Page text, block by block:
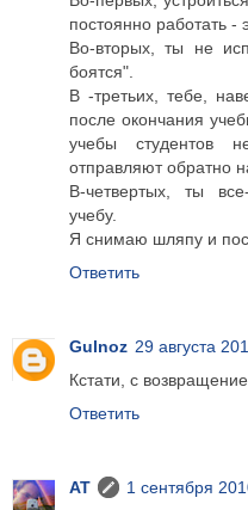
постоянно работать -
Во-вторых, ты не
боятся".
В -третьих, тебе,
после окончания
учебы студентов
отправляют обратно
В-четвертых, ты
учебу.
Я снимаю шляпу и
Ответить
Gulnoz 29 августа
Кстати, с
Ответить
AT
1 сентября